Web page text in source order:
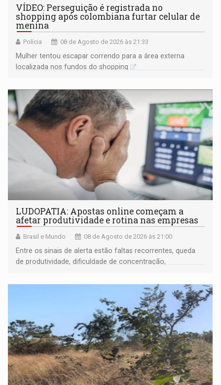
VÍDEO: Perseguição é registrada no
shopping após colombiana furtar celular de
menina
Polícia 08 de Agosto de 2026 às 21:33
Mulher tentou escapar correndo para a área externa
localizada nos fundos do shopping
LUDOPATIA: Apostas online começam a
afetar produtividade e rotina nas empresas
Brasil e Mundo 08 de Agosto de 2026 às 21:00
Entre os sinais de alerta estão faltas recorrentes, queda
de produtividade, dificuldade de concentração,